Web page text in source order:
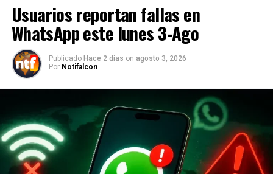
Usuarios reportan fallas en
WhatsApp este lunes 3-Ago
Publicado Hace 2 días on agosto 3, 2026
Por Notifalcon